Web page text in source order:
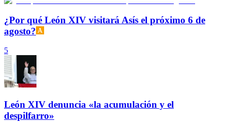
¿Por qué León XIV visitará Asís el próximo 6 de
agosto?
5
León XIV denuncia «la acumulación y el
despilfarro»